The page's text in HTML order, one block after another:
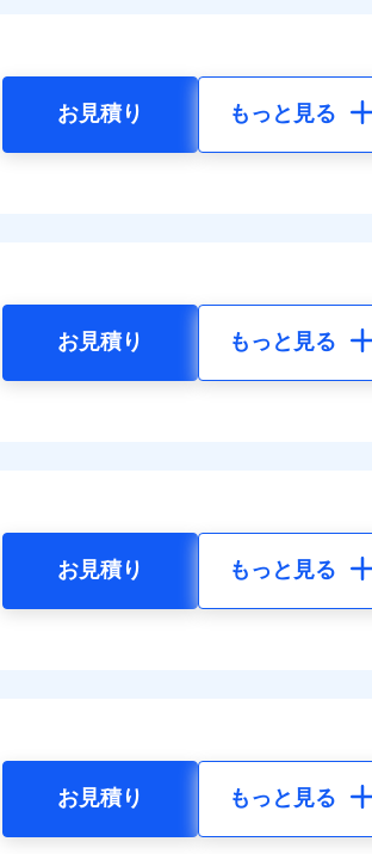
お見積り もっと見る
お見積り もっと見る
お見積り もっと見る
お見積り もっと見る